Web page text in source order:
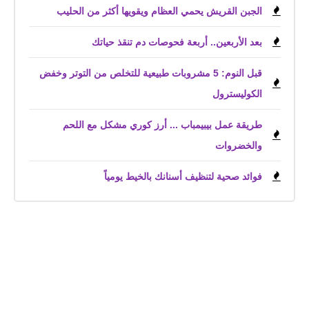
الجبن القريش يحمي العظام ويقويها أكثر من الحليب
بعد الأربعين.. أربعة فحوصات دم تنقذ حياتك
قبل النوم: 5 مشروبات طبيعية للتخلص من التوتر وخفض
الكوليسترول
طريقة عمل بيبيمباب ... أرز كوري مشكل مع اللحم
والخضروات
فوائد صحية لتنظيف أسنانك بالخيط يومياً